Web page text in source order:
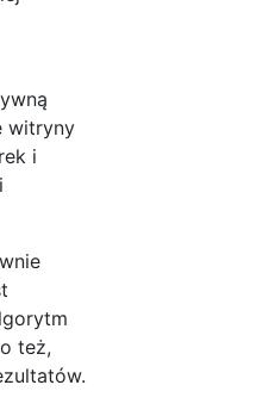
witryny
i
też,